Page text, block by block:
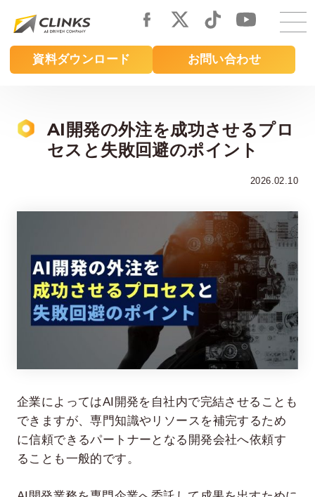
main
content
資料ダウンロード お問い合わせ
66 1,290
AI開発の外注を成功させるプロ
セスと失敗回避のポイント
2026.02.10
企業によってはAI開発を自社内で完結させることも
できますが、専門知識やリソースを補完するため
に信頼できるパートナーとなる開発会社へ依頼す
ることも一般的です。